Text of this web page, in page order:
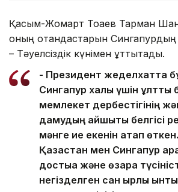
Қасым-Жомарт Тоқаев Тарман
оның отандастарын Сингапурдың
– Тәуелсіздік күнімен құттықтады.
- Президент жеделхатта
Сингапур халқы үшін ұлттық
мемлекет дербестігінің
дамудың айшықты белгісі
мәнге ие екенін атап
Қазақстан мен Сингапур
достыққа және өзара
негізделген сан қырлы